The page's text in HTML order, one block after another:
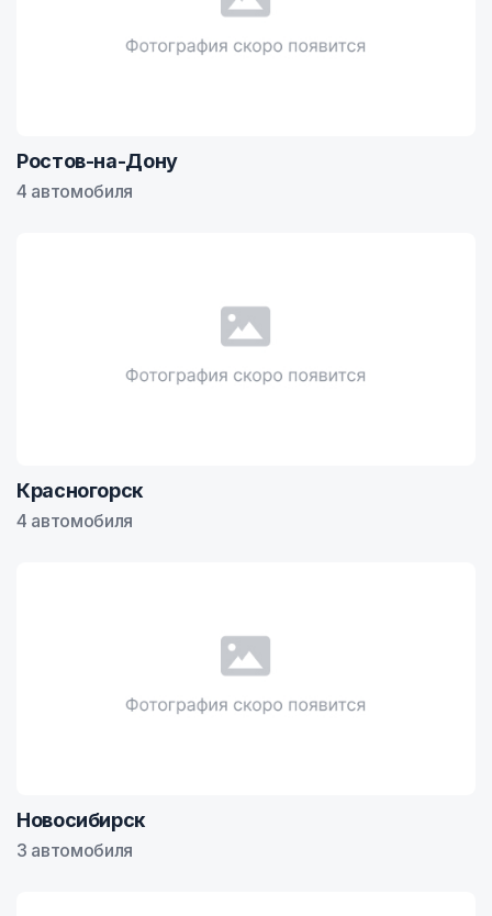
Ростов-на-Дону
4 автомобиля
Красногорск
4 автомобиля
Новосибирск
3 автомобиля